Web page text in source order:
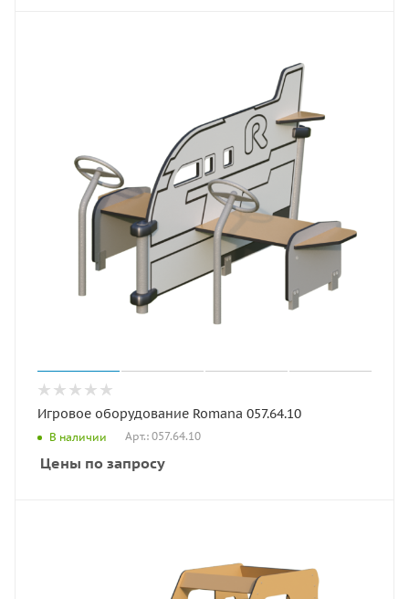
Игровое оборудование Romana 057.64.10
В наличии Арт.: 057.64.10
Цены по запросу